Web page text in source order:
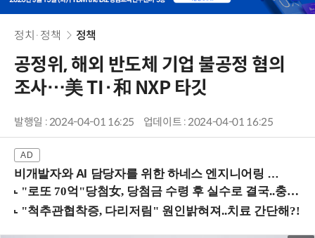
정치·정책 정책
공정위, 해외 반도체 기업 불공정 혐의
조사…美 TI·和 NXP 타깃
발행일 : 2024-04-01 16:25 업데이트 : 2024-04-01 16:25
비개발자와 AI 담당자를 위한 하네스 엔지니어링 입문과정 (8/20 신논현역)